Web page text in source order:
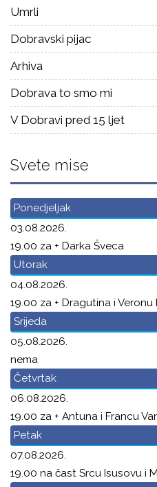
Umrli
Dobravski pijac
Arhiva
Dobrava to smo mi
V Dobravi pred 15 ljet
Svete mise
Ponedjeljak
03.08.2026.
19.00 za + Darka Šveca
Utorak
04.08.2026.
19.00 za + Dragutina i Veronu
Srijeda
05.08.2026.
nema
Četvrtak
06.08.2026.
19.00 za + Antuna i Francu
Petak
07.08.2026.
19.00 na čast Srcu Isusovu i